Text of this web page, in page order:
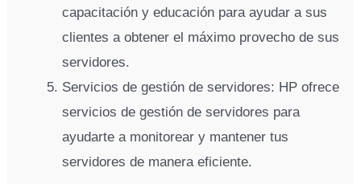
capacitación y educación para ayudar a sus
clientes a obtener el máximo provecho de sus
servidores.
Servicios de gestión de servidores: HP ofrece
servicios de gestión de servidores para
ayudarte a monitorear y mantener tus
servidores de manera eficiente.